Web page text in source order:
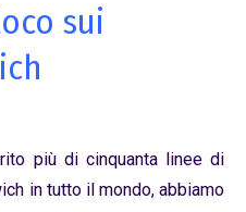
sui
più di cinquanta linee di
in tutto il mondo, abbiamo